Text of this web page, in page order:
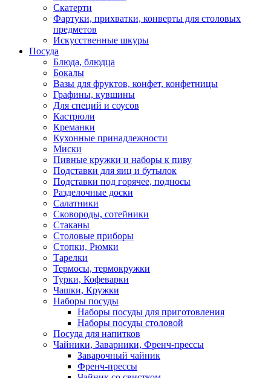
Скатерти
Фартуки, прихватки, конверты для столовых
предметов
Искусственные шкуры
Посуда
Блюда, блюдца
Бокалы
Вазы для фруктов, конфет, конфетницы
Графины, кувшины
Для специй и соусов
Кастрюли
Креманки
Кухонные принадлежности
Миски
Пивные кружки и наборы к пиву
Подставки для яиц и бутылок
Подставки под горячее, подносы
Разделочные доски
Салатники
Сковороды, сотейники
Стаканы
Столовые приборы
Стопки, Рюмки
Тарелки
Термосы, термокружки
Турки, Кофеварки
Чашки, Кружки
Наборы посуды
Наборы посуды для приготовления
Наборы посуды столовой
Посуда для напитков
Чайники, Заварники, Френч-прессы
Заварочный чайник
Френч-прессы